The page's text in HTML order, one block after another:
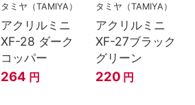
タミヤ（TAMIYA）
アクリルミニ
XF-28 ダーク
コッパー
264 円
タミヤ（TAMIYA）
アクリルミニ
XF-27ブラック
グリーン
220 円